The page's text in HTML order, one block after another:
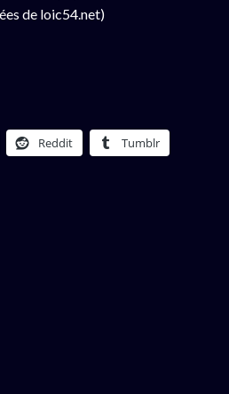
de loic54.net)
Reddit Tumblr